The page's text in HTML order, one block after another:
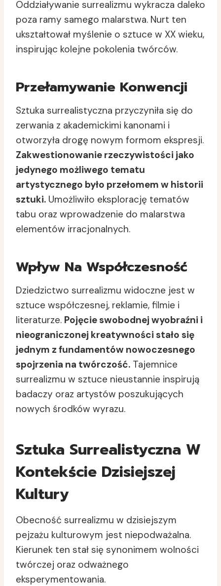
Oddziaływanie surrealizmu wykracza daleko
poza ramy samego malarstwa. Nurt ten
ukształtował myślenie o sztuce w XX wieku,
inspirując kolejne pokolenia twórców.
Przełamywanie Konwencji
Sztuka surrealistyczna przyczyniła się do
zerwania z akademickimi kanonami i
otworzyła drogę nowym formom ekspresji.
Zakwestionowanie rzeczywistości jako
jedynego możliwego tematu
artystycznego było przełomem w historii
sztuki. Umożliwiło eksplorację tematów
tabu oraz wprowadzenie do malarstwa
elementów irracjonalnych.
Wpływ Na Współczesność
Dziedzictwo surrealizmu widoczne jest w
sztuce współczesnej, reklamie, filmie i
literaturze. Pojęcie swobodnej wyobraźni i
nieograniczonej kreatywności stało się
jednym z fundamentów nowoczesnego
spojrzenia na twórczość. Tajemnice
surrealizmu w sztuce nieustannie inspirują
badaczy oraz artystów poszukujących
nowych środków wyrazu.
Sztuka Surrealistyczna W
Kontekście Dzisiejszej
Kultury
Obecność surrealizmu w dzisiejszym
pejzażu kulturowym jest niepodważalna.
Kierunek ten stał się synonimem wolności
twórczej oraz odważnego
eksperymentowania.